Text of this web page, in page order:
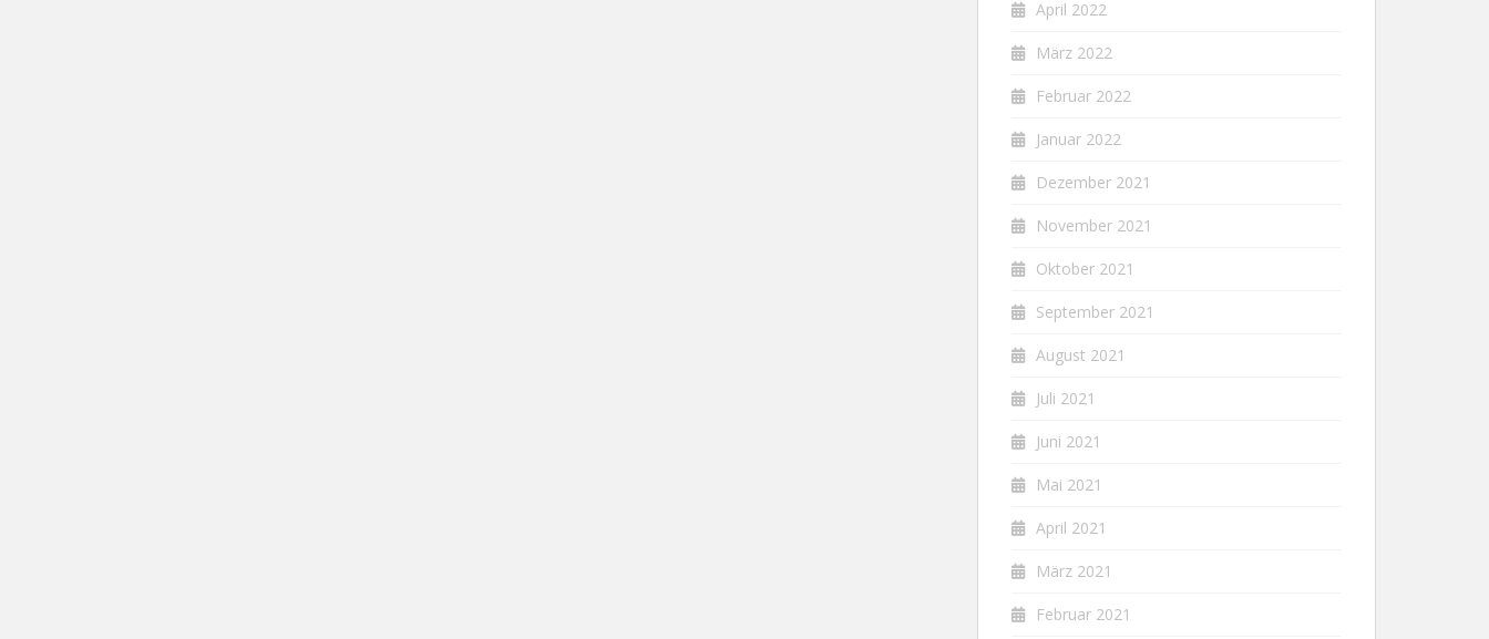
April 2022
März 2022
Februar 2022
Januar 2022
Dezember 2021
November 2021
Oktober 2021
September 2021
August 2021
Juli 2021
Juni 2021
Mai 2021
April 2021
März 2021
Februar 2021